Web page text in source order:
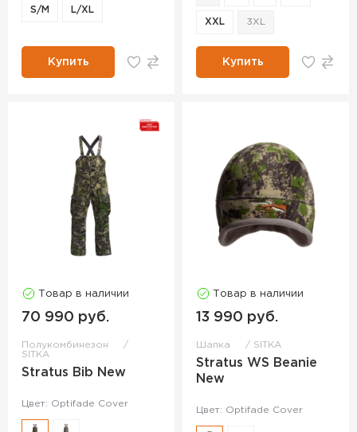
S/M L/XL
Купить
XXL 3XL
Купить
Товар в наличии
70 990 руб.
Полукомбинезон
SITKA
Stratus Bib New
Цвет: Optifade Cover
Товар в наличии
13 990 руб.
Шапка SITKA
Stratus WS Beanie
New
Цвет: Optifade Cover